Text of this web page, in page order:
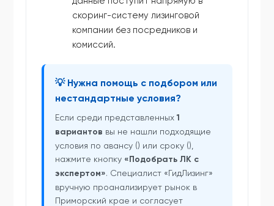
скоринг-систему лизинговой
компании без посредников и
комиссий.
💡 Нужна помощь с подбором или
нестандартные условия?
Если среди представленных1
вариантов вы не нашли подходящие
условия по авансу () или сроку (),
нажмите кнопку «Подобрать ЛК с
экспертом». Специалист «ГидЛизинг»
вручную проанализирует рынок в
Приморский крае и согласует